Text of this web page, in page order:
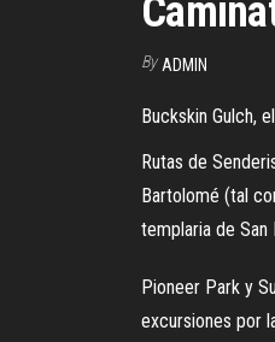
By ADMIN
Buckskin Gulch,
Rutas de
Bartolomé (tal
templaria de
Pioneer Park y
excursiones por